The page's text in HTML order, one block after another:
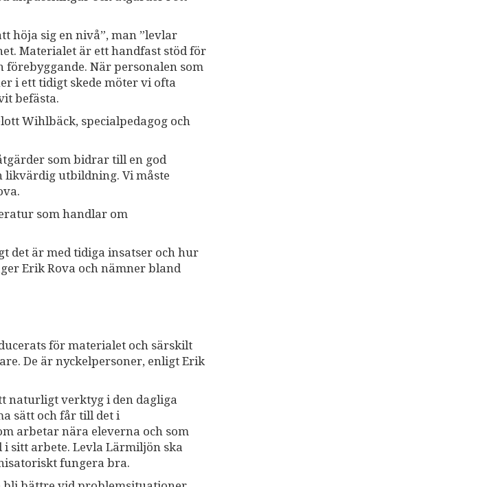
höja sig en nivå”, man ”levlar
Materialet är ett handfast stöd för
När personalen som
i ett tidigt skede möter vi ofta
befästa.
Wihlbäck, specialpedagog och
som bidrar till en god
likvärdig utbildning. Vi måste
som handlar om
det är med tidiga insatser och hur
Erik Rova och nämner bland
för materialet och särskilt
De är nyckelpersoner, enligt Erik
naturligt verktyg i den dagliga
sätt och får till det i
arbetar nära eleverna och som
sitt arbete. Levla Lärmiljön ska
fungera bra.